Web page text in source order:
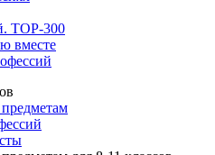
TOP-300
вместе